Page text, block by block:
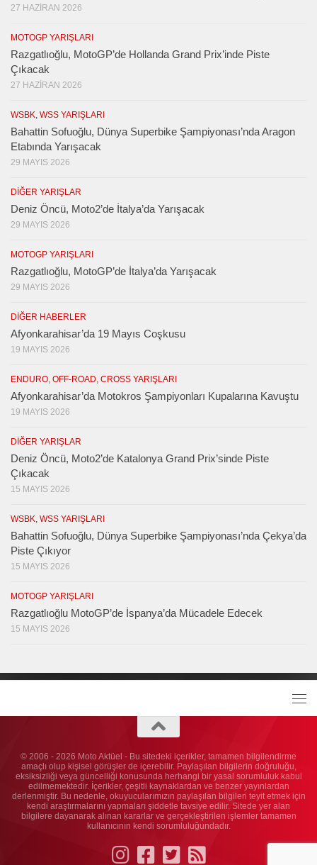
27 HAZIRAN 2026
MOTOGP YARIŞLARI
Razgatlıoğlu, MotoGP’de Hollanda Grand Prix’inde Piste
Çıkacak
27 HAZIRAN 2026
WSBK, WSS YARIŞLARI
Bahattin Sofuoğlu, Dünya Superbike Şampiyonası’nda Aragon
Etabında Yarışacak
29 MAYIS 2026
DIĞER YARIŞLAR
Deniz Öncü, Moto2’de İtalya’da Yarışacak
29 MAYIS 2026
MOTOGP YARIŞLARI
Razgatlıoğlu, MotoGP’de İtalya’da Yarışacak
29 MAYIS 2026
DIĞER HABERLER
Afyonkarahisar’da 19 Mayıs Coşkusu
19 MAYIS 2026
ENDURO, OFF-ROAD, CROSS YARIŞLARI
Afyonkarahisar’da Motokros Şampiyonları Kupalarına Kavuştu
19 MAYIS 2026
DIĞER YARIŞLAR
Deniz Öncü, Moto2’de Katalonya Grand Prix’sinde Piste
Çıkacak
15 MAYIS 2026
WSBK, WSS YARIŞLARI
Bahattin Sofuoğlu, Dünya Superbike Şampiyonası’nda Çekya’da
Piste Çıkıyor
15 MAYIS 2026
MOTOGP YARIŞLARI
Razgatlıoğlu MotoGP’de İspanya’da Mücadele Edecek
15 MAYIS 2026
© 2006 - 2026 Moto Aktüel - Bu sitedeki içerikler, tamamen bilgilendirme
amaçlı olup kişisel görüşler de içerebilir. Paylaşılan bilgilerin doğruluğu,
eksiksizliği veya güncelliği konusunda herhangi bir yasal sorumluluk kabul
edilmemektedir. İçerikler, çeşitli kaynaklardan ve benzer yayınlardan
derlenmiştir. Bu nedenle, okuyucularımızın paylaşılan bilgileri teyit etmek için
kendi araştırmalarını yapmaları şiddetle tavsiye edilir. Sitede yer alan
bilgilere dayanarak alınan kararlar ve gerçekleştirilen işlemler tamamen
kullanıcının kendi sorumluluğundadır.